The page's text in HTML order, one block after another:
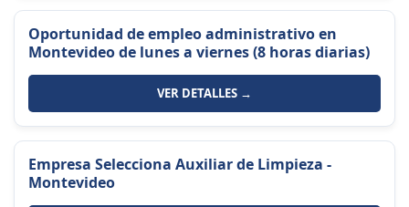
Oportunidad de empleo administrativo en
Montevideo de lunes a viernes (8 horas diarias)
VER DETALLES →
Empresa Selecciona Auxiliar de Limpieza -
Montevideo